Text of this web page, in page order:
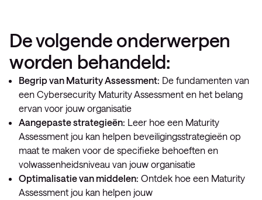
De volgende onderwerpen
worden behandeld:
Begrip van Maturity Assessment: De fundamenten van
een Cybersecurity Maturity Assessment en het belang
ervan voor jouw organisatie
Aangepaste strategieën: Leer hoe een Maturity
Assessment jou kan helpen beveiligingsstrategieën op
maat te maken voor de specifieke behoeften en
volwassenheidsniveau van jouw organisatie
Optimalisatie van middelen: Ontdek hoe een Maturity
Assessment jou kan helpen jouw